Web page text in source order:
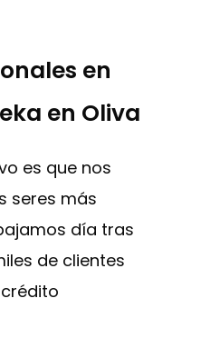
en
en Oliva
es que nos
seres más
día tras
de clientes